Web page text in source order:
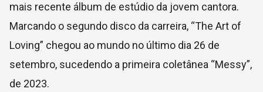
mais recente álbum de estúdio da jovem cantora.
Marcando o segundo disco da carreira, “The Art of
Loving” chegou ao mundo no último dia 26 de
setembro, sucedendo a primeira coletânea “Messy”,
de 2023.